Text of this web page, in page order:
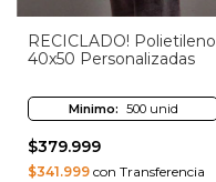
RECICLADO! Polietileno
40x50 Personalizadas
Minimo: 500 unid
$379.999
$341.999 con Transferencia